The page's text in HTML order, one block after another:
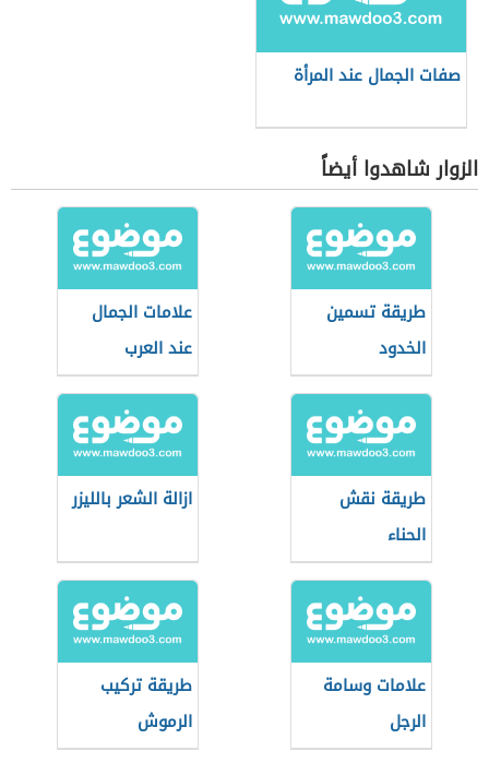
صفات الجمال عند المرأة
الزوار شاهدوا أيضاً
طريقة تسمين
الخدود
علامات الجمال
عند العرب
طريقة نقش
الحناء
ازالة الشعر بالليزر
علامات وسامة
الرجل
طريقة تركيب
الرموش